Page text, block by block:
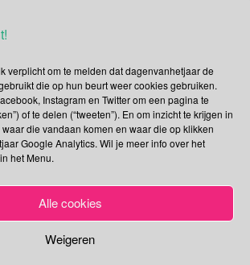
verplicht om te melden dat dagenvanhetjaar de
die op hun beurt weer cookies gebruiken.
Instagram en Twitter om een pagina te
of te delen (“tweeten”). En om inzicht te krijgen in
die vandaan komen en waar die op klikken
Google Analytics. Wil je meer info over het
het Menu.
Alle cookies
Weigeren
samenwonen.
werk en meer (deeltijd)banen.
van sociale rechtvaardigheid? Laat
op 15 maart. Ga stemmen!
,Rechtvaardigheid,VN.